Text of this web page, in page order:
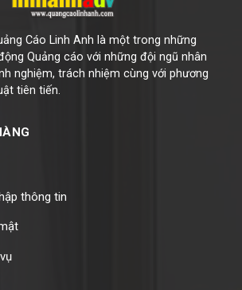
Cáo Linh Anh là một trong những
Quảng cáo với những đội ngũ nhân
nghiệm, trách nhiệm cùng với phương
tiên tiến.
thông tin